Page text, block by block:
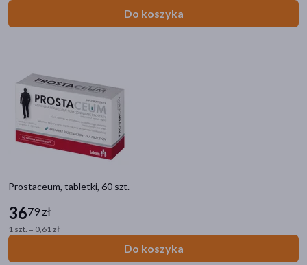
Do koszyka
Prostaceum, tabletki, 60 szt.
3679 zł
1 szt. = 0,61 zł
Do koszyka